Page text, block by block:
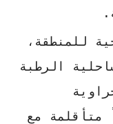
للمنطقة،
الرطبة
متأقلمة مع